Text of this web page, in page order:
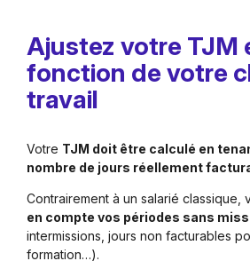
Ajustez votre TJM
fonction de votre
travail
Votre TJM doit être calculé en
nombre de jours réellement
Contrairement à un salarié classique,
en compte vos périodes sans
intermissions, jours non facturables
formation…).